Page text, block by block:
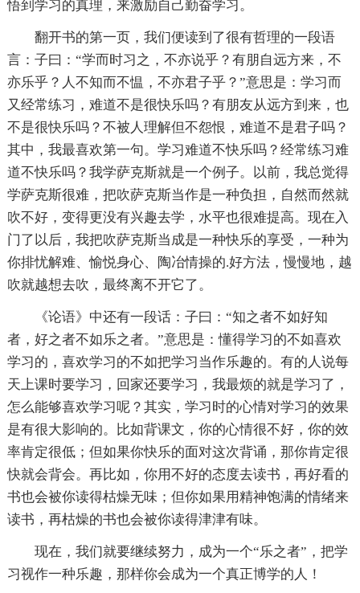
悟到学习的真理，来激励自己勤奋学习。
翻开书的第一页，我们便读到了很有哲理的一段语
言：子曰：“学而时习之，不亦说乎？有朋自远方来，不
亦乐乎？人不知而不愠，不亦君子乎？”意思是：学习而
又经常练习，难道不是很快乐吗？有朋友从远方到来，也
不是很快乐吗？不被人理解但不怨恨，难道不是君子吗？
其中，我最喜欢第一句。学习难道不快乐吗？经常练习难
道不快乐吗？我学萨克斯就是一个例子。以前，我总觉得
学萨克斯很难，把吹萨克斯当作是一种负担，自然而然就
吹不好，变得更没有兴趣去学，水平也很难提高。现在入
门了以后，我把吹萨克斯当成是一种快乐的享受，一种为
你排忧解难、愉悦身心、陶冶情操的.好方法，慢慢地，越
吹就越想去吹，最终离不开它了。
《论语》中还有一段话：子曰：“知之者不如好知
者，好之者不如乐之者。”意思是：懂得学习的不如喜欢
学习的，喜欢学习的不如把学习当作乐趣的。有的人说每
天上课时要学习，回家还要学习，我最烦的就是学习了，
怎么能够喜欢学习呢？其实，学习时的心情对学习的效果
是有很大影响的。比如背课文，你的心情很不好，你的效
率肯定很低；但如果你快乐的面对这次背诵，那你肯定很
快就会背会。再比如，你用不好的态度去读书，再好看的
书也会被你读得枯燥无味；但你如果用精神饱满的情绪来
读书，再枯燥的书也会被你读得津津有味。
现在，我们就要继续努力，成为一个“乐之者”，把学
习视作一种乐趣，那样你会成为一个真正博学的人！